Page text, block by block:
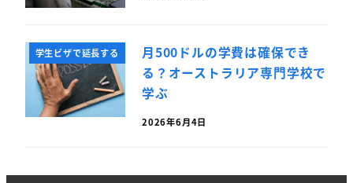
学生ビザで延長する
月500ドルの学費は確保でき
る？オーストラリア専門学校で
学ぶ
2026年6月4日